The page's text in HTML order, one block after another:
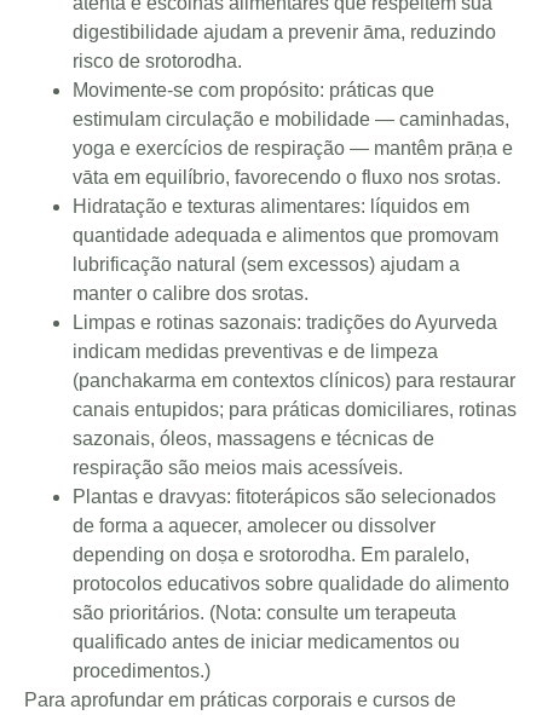
digestibilidade ajudam a prevenir āma, reduzindo
risco de srotorodha.
Movimente-se com propósito: práticas que
estimulam circulação e mobilidade — caminhadas,
yoga e exercícios de respiração — mantêm prāṇa e
vāta em equilíbrio, favorecendo o fluxo nos srotas.
Hidratação e texturas alimentares: líquidos em
quantidade adequada e alimentos que promovam
lubrificação natural (sem excessos) ajudam a
manter o calibre dos srotas.
Limpas e rotinas sazonais: tradições do Ayurveda
indicam medidas preventivas e de limpeza
(panchakarma em contextos clínicos) para restaurar
canais entupidos; para práticas domiciliares, rotinas
sazonais, óleos, massagens e técnicas de
respiração são meios mais acessíveis.
Plantas e dravyas: fitoterápicos são selecionados
de forma a aquecer, amolecer ou dissolver
depending on doṣa e srotorodha. Em paralelo,
protocolos educativos sobre qualidade do alimento
são prioritários. (Nota: consulte um terapeuta
qualificado antes de iniciar medicamentos ou
procedimentos.)
Para aprofundar em práticas corporais e cursos de